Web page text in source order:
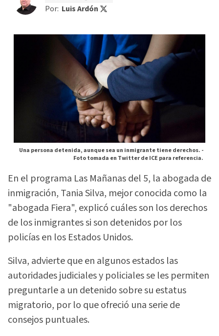
Por: Luis Ardón
Una persona detenida, aunque sea un inmigrante tiene derechos. -
Foto tomada en Twitter de ICE para referencia.
En el programa Las Mañanas del 5, la abogada de
inmigración, Tania Silva, mejor conocida como la
"abogada Fiera", explicó cuáles son los derechos
de los inmigrantes si son detenidos por los
policías en los Estados Unidos.
Silva, advierte que en algunos estados las
autoridades judiciales y policiales se les permiten
preguntarle a un detenido sobre su estatus
migratorio, por lo que ofreció una serie de
consejos puntuales.